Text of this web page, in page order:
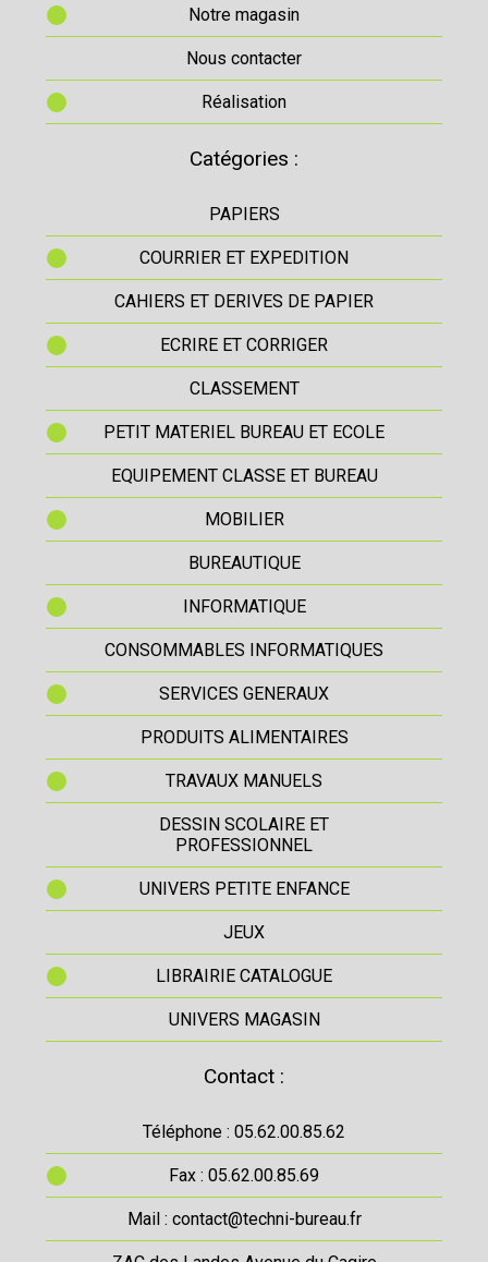
Notre magasin
Nous contacter
Réalisation
Catégories :
PAPIERS
COURRIER ET EXPEDITION
CAHIERS ET DERIVES DE PAPIER
ECRIRE ET CORRIGER
CLASSEMENT
PETIT MATERIEL BUREAU ET ECOLE
EQUIPEMENT CLASSE ET BUREAU
MOBILIER
BUREAUTIQUE
INFORMATIQUE
CONSOMMABLES INFORMATIQUES
SERVICES GENERAUX
PRODUITS ALIMENTAIRES
TRAVAUX MANUELS
DESSIN SCOLAIRE ET
PROFESSIONNEL
UNIVERS PETITE ENFANCE
JEUX
LIBRAIRIE CATALOGUE
UNIVERS MAGASIN
Contact :
Téléphone : 05.62.00.85.62
Fax : 05.62.00.85.69
Mail : contact@techni-bureau.fr